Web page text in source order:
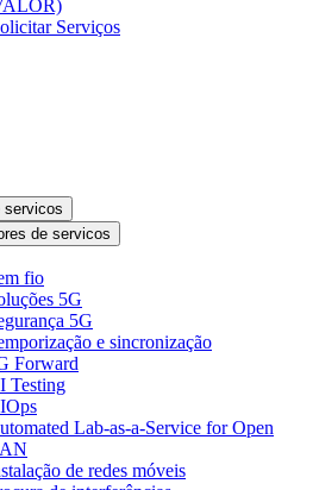
Serviços
servicos
de servicos
fio
5G
5G
e sincronização
Forward
Testing
Lab-as-a-Service for Open
de redes móveis